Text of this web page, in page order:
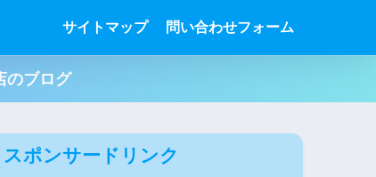
サイトマップ 問い合わせフォーム
のブログ
スポンサードリンク